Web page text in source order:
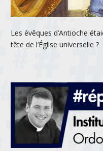
Les évêques d’Antioche
tête de l’Église universelle ?